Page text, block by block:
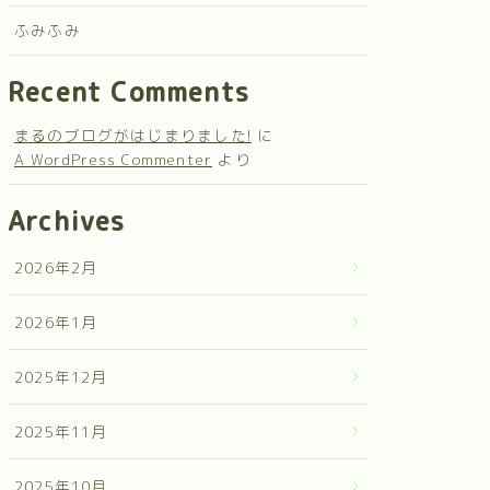
ふみふみ
Recent Comments
まるのブログがはじまりました! に
A WordPress Commenter より
Archives
2026年2月
2026年1月
2025年12月
2025年11月